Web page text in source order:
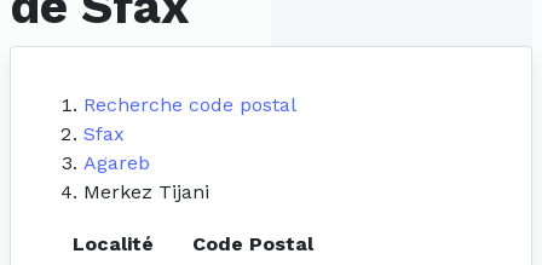
Recherche code postal
Sfax
Agareb
Merkez Tijani
Localité
Code Postal